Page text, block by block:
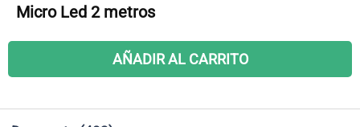
Micro Led 2 metros
AÑADIR AL CARRITO